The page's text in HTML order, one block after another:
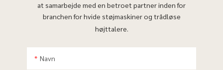
at samarbejde med en betroet partner inden for
branchen for hvide støjmaskiner og trådløse
højttalere.
Navn